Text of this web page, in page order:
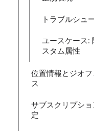
トラブルシュ
ユースケース:
スタム属性
位置情報とジオフ
ス
サブスクリプショ
定